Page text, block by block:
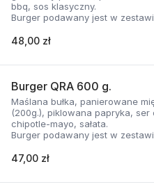
bbq, sos klasyczny.
Burger podawany jest w
48,00 zł
Burger QRA 600 g.
Maślana bułka, panierowane
(200g.), piklowana papryka,
chipotle-mayo, sałata.
Burger podawany jest w
47,00 zł